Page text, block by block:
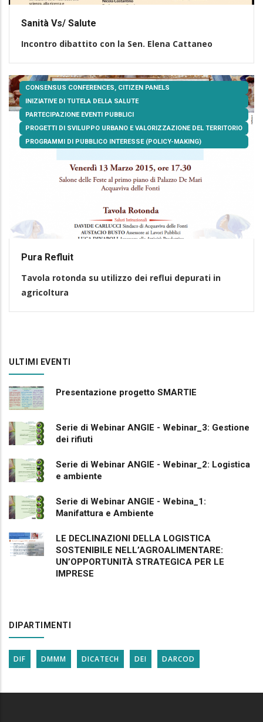
Sanità Vs/ Salute
Incontro dibattito con la Sen. Elena Cattaneo
CONSENSUS CONFERENCES, CITIZEN PANELS
INIZIATIVE DI TUTELA DELLA SALUTE
PARTECIPAZIONE EVENTI PUBBLICI
PROGETTI DI SVILUPPO URBANO E VALORIZZAZIONE DEL TERRITORIO
PROGRAMMI DI PUBBLICO INTERESSE (POLICY-MAKING)
Pura Refluit
Tavola rotonda su utilizzo dei reflui depurati in
agricoltura
ULTIMI EVENTI
Presentazione progetto SMARTIE
Serie di Webinar ANGIE - Webinar_3: Gestione
dei rifiuti
Serie di Webinar ANGIE - Webinar_2: Logistica
e ambiente
Serie di Webinar ANGIE - Webina_1:
Manifattura e Ambiente
LE DECLINAZIONI DELLA LOGISTICA
SOSTENIBILE NELL’AGROALIMENTARE:
UN’OPPORTUNITÀ STRATEGICA PER LE
IMPRESE
DIPARTIMENTI
DIF DMMM DICATECH DEI DARCOD